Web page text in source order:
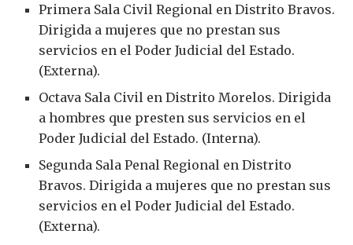
Primera Sala Civil Regional en Distrito Bravos.
Dirigida a mujeres que no prestan sus
servicios en el Poder Judicial del Estado.
(Externa).
Octava Sala Civil en Distrito Morelos. Dirigida
a hombres que presten sus servicios en el
Poder Judicial del Estado. (Interna).
Segunda Sala Penal Regional en Distrito
Bravos. Dirigida a mujeres que no prestan sus
servicios en el Poder Judicial del Estado.
(Externa).